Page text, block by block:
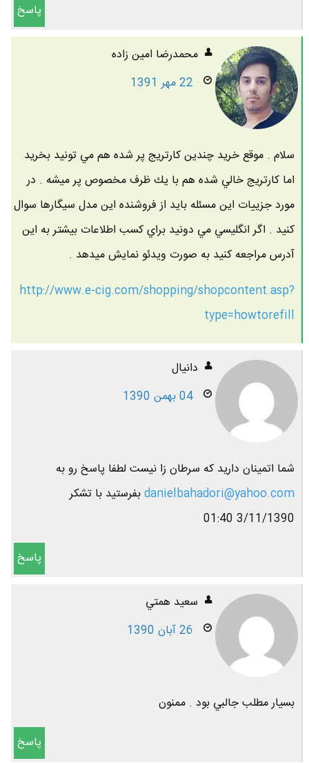
پاسخ
محمدرضا امين زاده
22 مهر 1391
سلام . موقع خريد چندين كارتريج پر شده هم مي تونيد بخريد
اما كارتريج خالي شده هم با يك ظرف مخصوص پر ميشه . در
مورد جزييات اين مسئله بايد از فروشنده اين مدل سيگارها سوال
كنيد . اگر انگليسي مي دونيد براي كسب اطلاعات بيشتر به اين
آدرس مراجعه كنيد به صورت ويدئو نمايش ميدهد .
http://www.e-cig.com/shopping/shopcontent.asp?
type=howtorefill
دانيال
04 بهمن 1390
شما اتمينان داريد كه سرطان زا نيست لطفا پاسخ رو به
danielbahadori@yahoo.comبفرستيد با تشكر
3/11/1390 01:40
پاسخ
سعيد همتي
26 آبان 1390
بسيار مطلب جالبي بود . ممنون
پاسخ